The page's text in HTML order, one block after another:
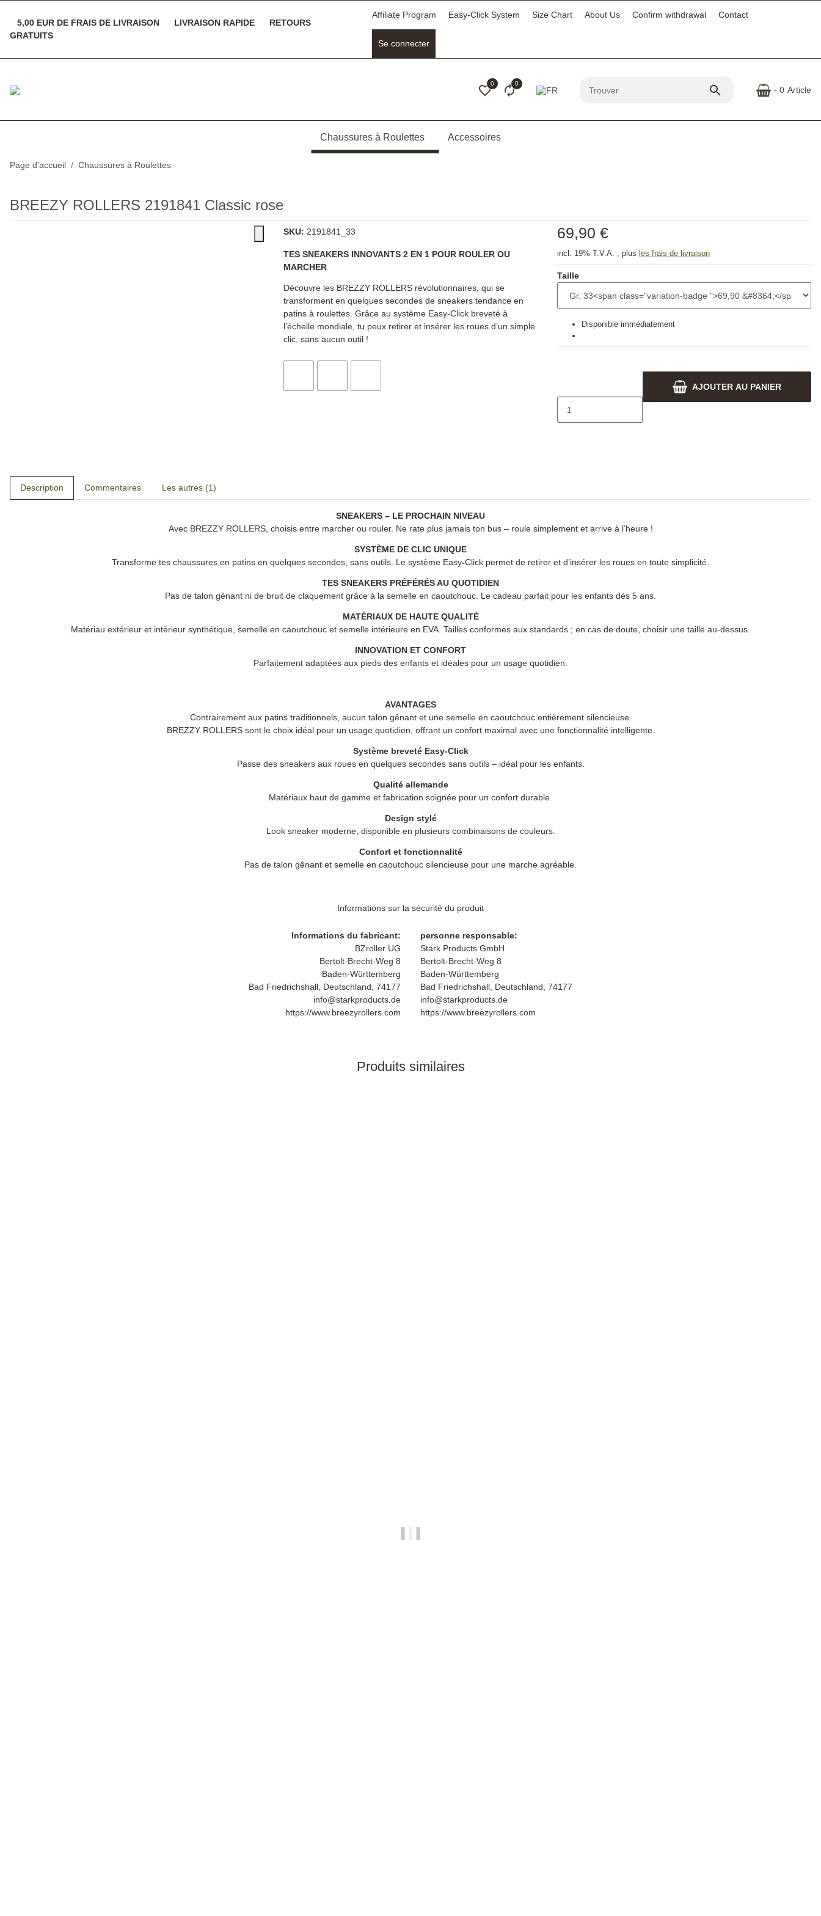
5,00 EUR DE FRAIS DE LIVRAISON LIVRAISON RAPIDE
RETOURS
GRATUITS
Affiliate Program Easy-Click System Size Chart About Us Confirm withdrawal Contact
Se connecter
0 0
- 0 Article
Chaussures à Roulettes Accessoires
Page d'accueil Chaussures à Roulettes
BREEZY ROLLERS 2191841 Classic rose
SKU: 2191841_33
TES SNEAKERS INNOVANTS 2 EN 1 POUR ROULER OU
MARCHER
Découvre les BREZZY ROLLERS révolutionnaires, qui se
transforment en quelques secondes de sneakers tendance en
patins à roulettes. Grâce au système Easy-Click breveté à
l’échelle mondiale, tu peux retirer et insérer les roues d’un simple
clic, sans aucun outil !
Disponible immédiatement
69,90 €
incl. 19% T.V.A. , plus les frais de livraison
Taille
AJOUTER AU PANIER
Description Commentaires Les autres (1)
SNEAKERS – LE PROCHAIN NIVEAU
Avec BREZZY ROLLERS, choisis entre marcher ou rouler. Ne rate plus jamais ton bus – roule simplement et arrive à l’heure !
SYSTÈME DE CLIC UNIQUE
Transforme tes chaussures en patins en quelques secondes, sans outils. Le système Easy-Click permet de retirer et d’insérer les roues en toute simplicité.
TES SNEAKERS PRÉFÉRÉS AU QUOTIDIEN
Pas de talon gênant ni de bruit de claquement grâce à la semelle en caoutchouc. Le cadeau parfait pour les enfants dès 5 ans.
MATÉRIAUX DE HAUTE QUALITÉ
Matériau extérieur et intérieur synthétique, semelle en caoutchouc et semelle intérieure en EVA. Tailles conformes aux standards ; en cas de doute, choisir une taille au-dessus.
INNOVATION ET CONFORT
Parfaitement adaptées aux pieds des enfants et idéales pour un usage quotidien.
AVANTAGES
Contrairement aux patins traditionnels, aucun talon gênant et une semelle en caoutchouc entièrement silencieuse.
BREZZY ROLLERSsont le choix idéal pour un usage quotidien, offrant un confort maximal avec une fonctionnalité intelligente.
Système breveté Easy-Click
Passe des sneakers aux roues en quelques secondes sans outils – idéal pour les enfants.
Qualité allemande
Matériaux haut de gamme et fabrication soignée pour un confort durable.
Design stylé
Look sneaker moderne, disponible en plusieurs combinaisons de couleurs.
Confort et fonctionnalité
Pas de talon gênant et semelle en caoutchouc silencieuse pour une marche agréable.
Informations sur la sécurité du produit
Informations du fabricant:
BZroller UG
Bertolt-Brecht-Weg 8
Baden-Württemberg
Bad Friedrichshall, Deutschland, 74177
info@starkproducts.de
https://www.breezyrollers.com
personne responsable:
Stark Products GmbH
Bertolt-Brecht-Weg 8
Baden-Württemberg
Bad Friedrichshall, Deutschland, 74177
info@starkproducts.de
https://www.breezyrollers.com
Produits similaires